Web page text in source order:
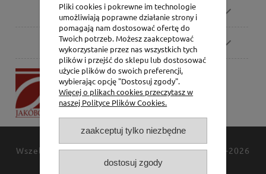
Zamówienia
Pomoc
P.H. Jakóbczak
Dorota Jakóbczak
Bialska 2/4,
42-202 Częstochowa
Wszelkie prawa zastrzeżoneJAKÓBCZAK© 1994-2026
Polityka prywatności
Pliki cookies i pokrewne im technologie
umożliwiają poprawne działanie strony i
pomagają nam dostosować ofertę do
Twoich potrzeb. Możesz zaakceptować
wykorzystanie przez nas wszystkich tych
plików i przejść do sklepu lub dostosować
użycie plików do swoich preferencji,
wybierając opcję "Dostosuj zgody".
Więcej o plikach cookies przeczytasz w
naszej Polityce Plików Cookies.
zaakceptuj tylko niezbędne
dostosuj zgody